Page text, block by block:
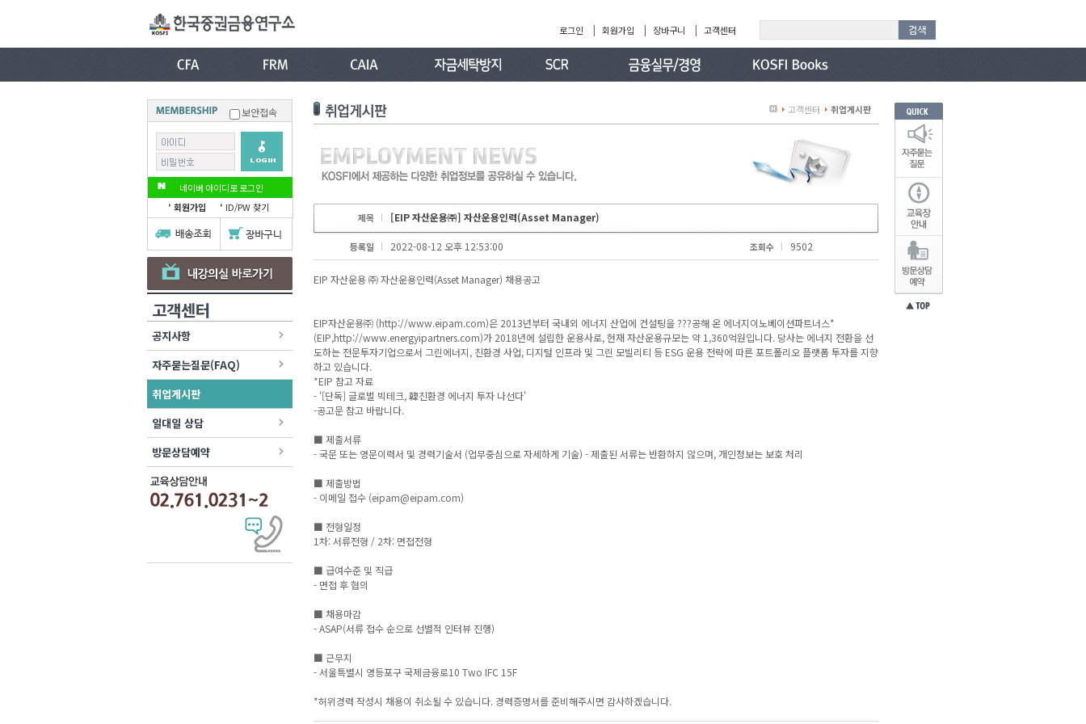
로그인 | 회원가입 | 장바구니 | 고객센터
보안접속
네이버 아이디로 로그인
회원가입
ID/PW 찾기
고객센터
공지사항
자주묻는질문(FAQ)
취업게시판
일대일 상담
방문상담예약
고객센터 취업게시판
제목 [EIP 자산운용㈜] 자산운용인력(Asset Manager)
등록일 2022-08-12 오후 12:53:00 조회수 9502
EIP 자산운용 ㈜ 자산운용인력(Asset Manager) 채용공고
EIP자산운용㈜ (http://www.eipam.com)은 2013년부터 국내외 에너지 산업에 컨설팅을 ???공해 온 에너지이노베이션파트너스*
(EIP,http://www.energyipartners.com)가 2018년에 설립한 운용사로, 현재 자산운용규모는 약 1,360억원입니다. 당사는 에너지 전환을 선
도하는 전문투자기업으로서 그린에너지, 친환경 사업, 디지털 인프라 및 그린 모빌리티 등 ESG 운용 전략에 따른 포트폴리오 플랫폼 투자를 지향
하고 있습니다.
*EIP 참고 자료
- '[단독] 글로벌 빅테크, 韓친환경 에너지 투자 나선다'
-공고문 참고 바랍니다.
■ 제출서류
- 국문 또는 영문이력서 및 경력기술서 (업무중심으로 자세하게 기술) - 제출된 서류는 반환하지 않으며, 개인정보는 보호 처리
■ 제출방법
- 이메일 접수 (eipam@eipam.com)
■ 전형일정
1차: 서류전형 / 2차: 면접전형
■ 급여수준 및 직급
- 면접 후 협의
■ 채용마감
- ASAP(서류 접수 순으로 선별적 인터뷰 진행)
■ 근무지
- 서울특별시 영등포구 국제금융로10 Two IFC 15F
*허위경력 작성시 채용이 취소될 수 있습니다. 경력증명서를 준비해주시면 감사하겠습니다.